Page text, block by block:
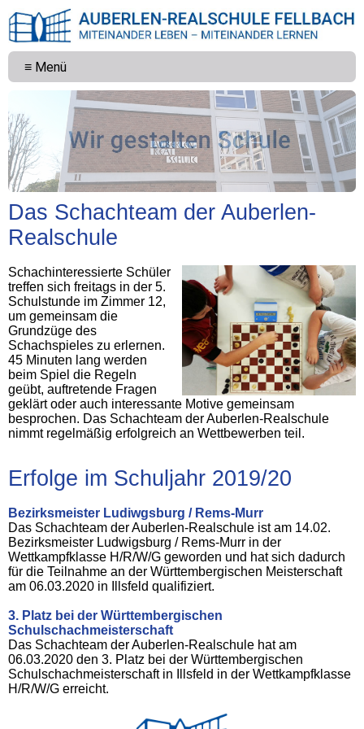
≡ Menü
Das Schachteam der Auberlen-
Realschule
Schachinteressierte Schüler
treffen sich freitags in der 5.
Schulstunde im Zimmer 12,
um gemeinsam die
Grundzüge des
Schachspieles zu erlernen.
45 Minuten lang werden
beim Spiel die Regeln
geübt, auftretende Fragen
geklärt oder auch interessante Motive gemeinsam
besprochen. Das Schachteam der Auberlen-Realschule
nimmt regelmäßig erfolgreich an Wettbewerben teil.
Erfolge im Schuljahr 2019/20
Bezirksmeister Ludiwgsburg / Rems-Murr
Das Schachteam der Auberlen-Realschule ist am 14.02.
Bezirksmeister Ludwigsburg / Rems-Murr in der
Wettkampfklasse H/R/W/G geworden und hat sich dadurch
für die Teilnahme an der Württembergischen Meisterschaft
am 06.03.2020 in Illsfeld qualifiziert.
3. Platz bei der Württembergischen
Schulschachmeisterschaft
Das Schachteam der Auberlen-Realschule hat am
06.03.2020 den 3. Platz bei der Württembergischen
Schulschachmeisterschaft in Illsfeld in der Wettkampfklasse
H/R/W/G erreicht.